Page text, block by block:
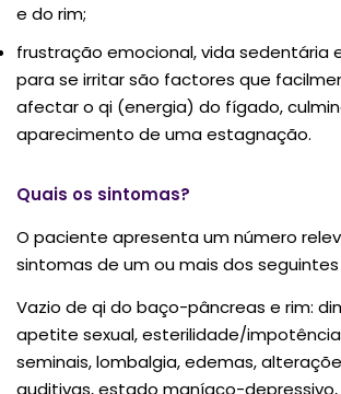
e do rim;
frustração emocional, vida sedentária
para se irritar são factores que
afectar o qi (energia) do fígado,
aparecimento de uma estagnação.
Quais os sintomas?
O paciente apresenta um número
sintomas de um ou mais dos seguintes
Vazio de qi do baço-pâncreas e rim:
apetite sexual, esterilidade/
seminais, lombalgia, edemas,
auditivas, estado maníaco-